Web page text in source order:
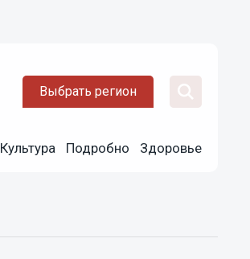
Выбрать регион
Культура Подробно Здоровье